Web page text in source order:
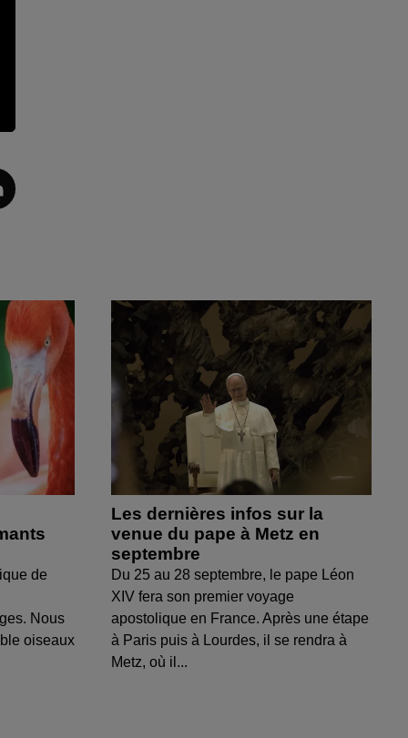
de
Nous
oiseaux
Les dernières infos sur la
venue du pape à Metz en
septembre
Du 25 au 28 septembre, le pape Léon
XIV fera son premier voyage
apostolique en France. Après une étape
à Paris puis à Lourdes, il se rendra à
Metz, où il...